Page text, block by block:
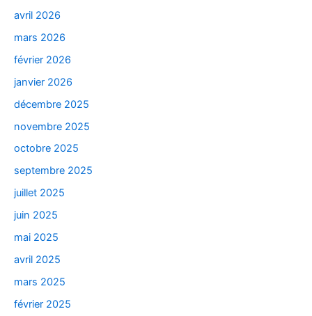
avril 2026
mars 2026
février 2026
janvier 2026
décembre 2025
novembre 2025
octobre 2025
septembre 2025
juillet 2025
juin 2025
mai 2025
avril 2025
mars 2025
février 2025